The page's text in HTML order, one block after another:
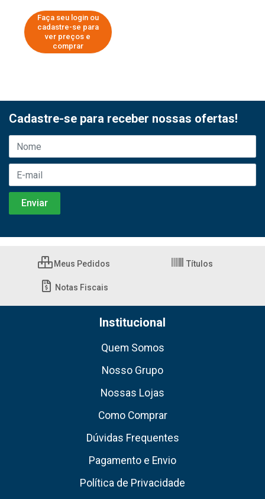
Faça seu login ou
cadastre-se para
ver preços e
comprar
Cadastre-se para receber nossas ofertas!
Meus Pedidos Títulos
Notas Fiscais
Institucional
Quem Somos
Nosso Grupo
Nossas Lojas
Como Comprar
Dúvidas Frequentes
Pagamento e Envio
Política de Privacidade